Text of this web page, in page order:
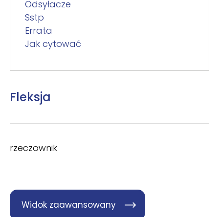
Odsyłacze
Sstp
Errata
Jak cytować
Fleksja
rzeczownik
Widok zaawansowany